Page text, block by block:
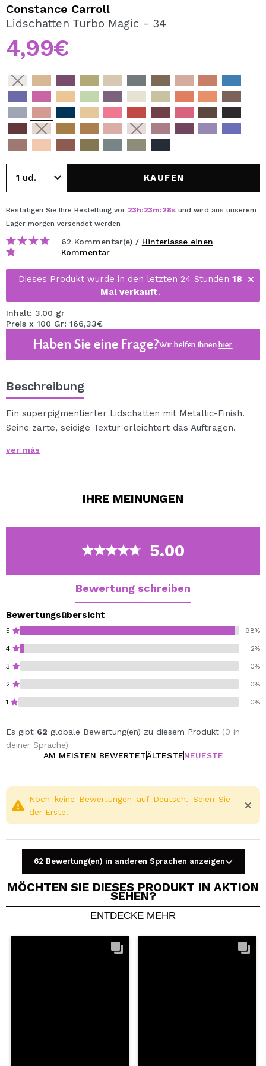
REGISTRIEREN
Durch die Erstellung eines Kontos bei Maquillalia.de
können Sie Ihre Einkäufe schnell tätigen, den Status Ihrer
einsehen.
BENUTZERKONTO ERSTELLEN
Constance Carroll
Lidschatten Turbo Magic - 34
4,99€
KAUFEN
Bestätigen Sie Ihre Bestellung vor 23h:23m:28s und wird aus unserem
Lager morgen versendet werden
62 Kommentar(e) / Hinterlasse einen
Kommentar
Dieses Produkt wurde in den letzten 24 Stunden 18
Mal verkauft.
Inhalt: 3.00 gr
Preis x 100 Gr: 166,33€
Haben Sie eine Frage?Wir helfen Ihnenhier
Beschreibung
Ein superpigmentierter Lidschatten mit Metallic-Finish.
Seine zarte, seidige Textur erleichtert das Auftragen.
ver más
IHRE MEINUNGEN
5.00
Bewertung schreiben
Bewertungsübersicht
5 98%
4 2%
3 0%
2 0%
1 0%
Es gibt 62 globale Bewertung(en) zu diesem Produkt (0 in
deiner Sprache)
AM MEISTEN BEWERTETÄLTESTENEUESTE
Ein Video oder Foto teilen
Dein Video könnte das erste sein. Stell es dir vor...
Noch keine Bewertungen auf Deutsch. Seien Sie
der Erste!
62 Bewertung(en) in anderen Sprachen anzeigen
MÖCHTEN SIE DIESES PRODUKT IN AKTION
SEHEN?
ENTDECKE MEHR